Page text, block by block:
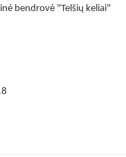
bendrovė "Telšių keliai"